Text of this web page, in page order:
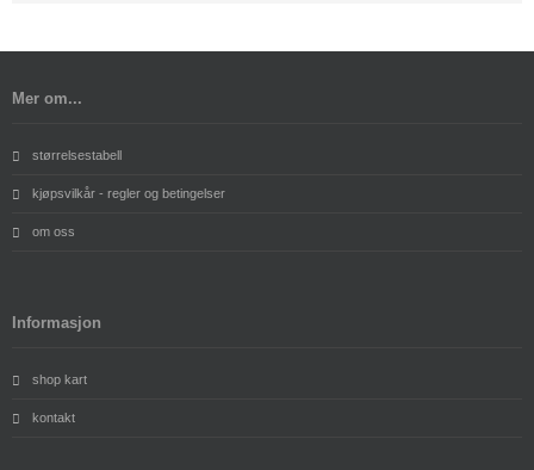
Mer om...
størrelsestabell
kjøpsvilkår - regler og betingelser
om oss
Informasjon
shop kart
kontakt